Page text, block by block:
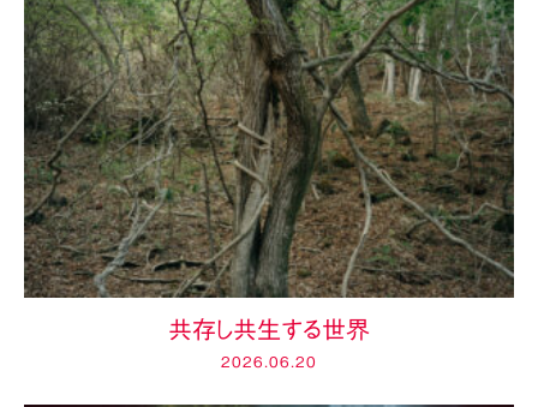
共存し共生する世界
2026.06.20